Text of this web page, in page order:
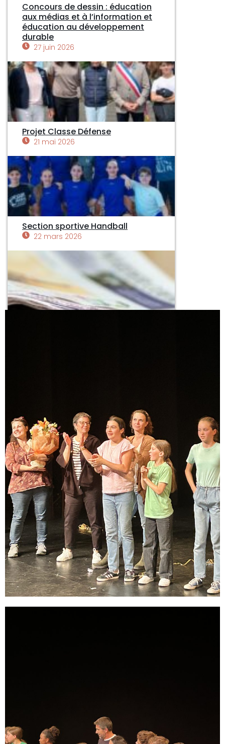
Concours de dessin : éducation
aux médias et à l’information et
éducation au développement
durable
27 juin 2026
Projet Classe Défense
21 mai 2026
Section sportive Handball
22 mars 2026